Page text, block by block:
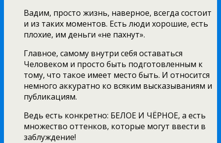
Вадим, просто жизнь, наверное, всегда состоит
и из таких моментов. Есть люди хорошие, есть
плохие, им деньги «не пахнут».
Главное, самому внутри себя оставаться
Человеком и просто быть подготовленным к
тому, что такое имеет место быть. И относится
немного аккуратно ко всяким высказываниям и
публикациям.
Ведь есть конкретно: БЕЛОЕ И ЧЁРНОЕ, а есть
множество оттенков, которые могут ввести в
заблуждение!